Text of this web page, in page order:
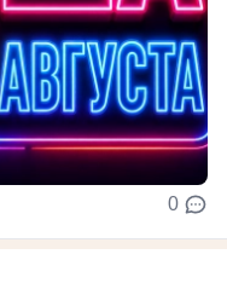
0